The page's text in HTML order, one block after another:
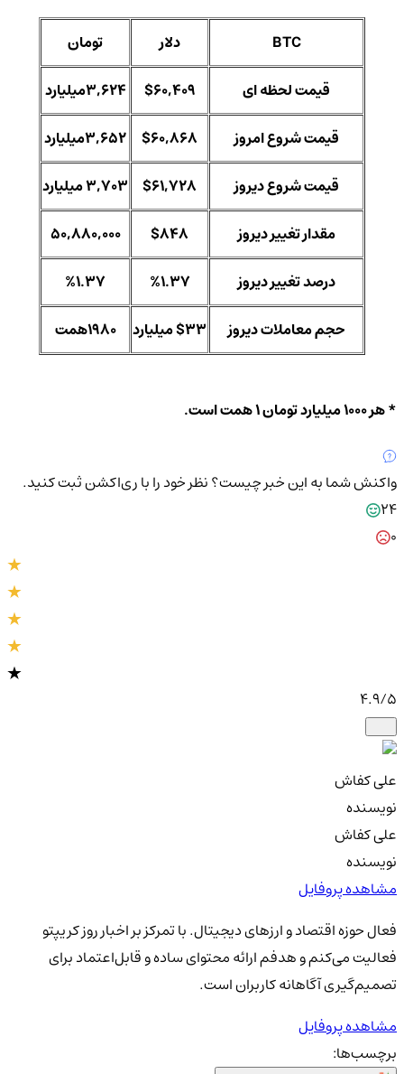
BTC دلار
تومان
قیمت لحظه ای
$60,409
3,624میلیارد
قیمت شروع امروز
$60,868
3,652میلیارد
قیمت شروع دیروز
$61,728
3,703 میلیارد
مقدار تغییر دیروز
$848
50,880,000
درصد تغییر دیروز
%1.37
%1.37
حجم معاملات دیروز
$33 میلیارد 1980همت
* هر 1000 میلیارد تومان 1 همت است.
واکنش شما به این خبر چیست؟نظر خود را با ری‌اکشن ثبت کنید.
24
4.9/5
علی کفاش
نویسنده
علی کفاش
نویسنده
مشاهده پروفایل
فعال حوزه اقتصاد و ارزهای دیجیتال. با تمرکز بر اخبار روز کریپتو
فعالیت می‌کنم و هدفم ارائه محتوای ساده و قابل‌اعتماد برای
تصمیم‌گیری آگاهانه کاربران است.
مشاهده پروفایل
برچسب‌ها: